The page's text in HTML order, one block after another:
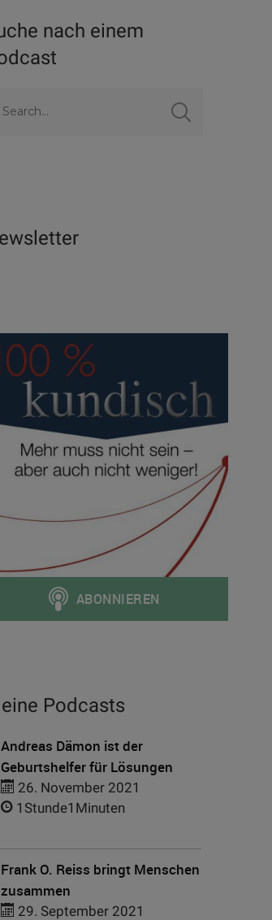
nach einem
Podcasts
Andreas Dämon ist der
Geburtshelfer für Lösungen
26. November 2021
1Stunde1Minuten
Frank O. Reiss bringt Menschen
zusammen
29. September 2021